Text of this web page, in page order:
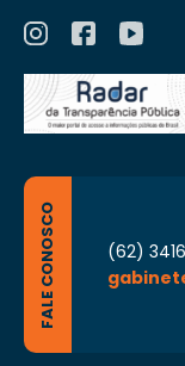
FALE CONOSCO
(62)